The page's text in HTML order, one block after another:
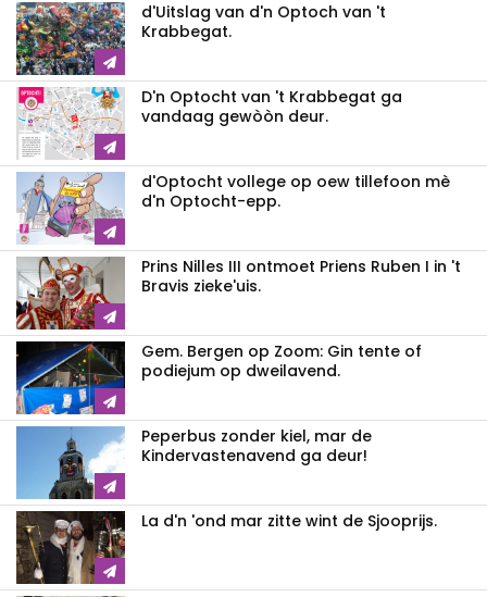
d'Uitslag van d'n Optoch van 't
Krabbegat.
D'n Optocht van 't Krabbegat ga
vandaag gewòòn deur.
d'Optocht vollege op oew tillefoon mè
d'n Optocht-epp.
Prins Nilles III ontmoet Priens Ruben I in 't
Bravis zieke'uis.
Gem. Bergen op Zoom: Gin tente of
podiejum op dweilavend.
Peperbus zonder kiel, mar de
Kindervastenavend ga deur!
La d'n 'ond mar zitte wint de Sjooprijs.